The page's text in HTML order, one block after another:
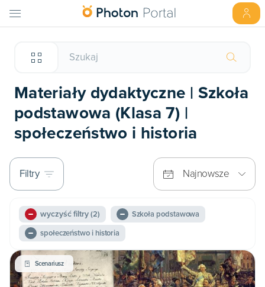
Materiały dydaktyczne | Szkoła
podstawowa (Klasa 7) |
społeczeństwo i historia
Filtry Najnowsze
wyczyść filtry(2)
Szkoła podstawowa
społeczeństwo i historia
Scenariusz